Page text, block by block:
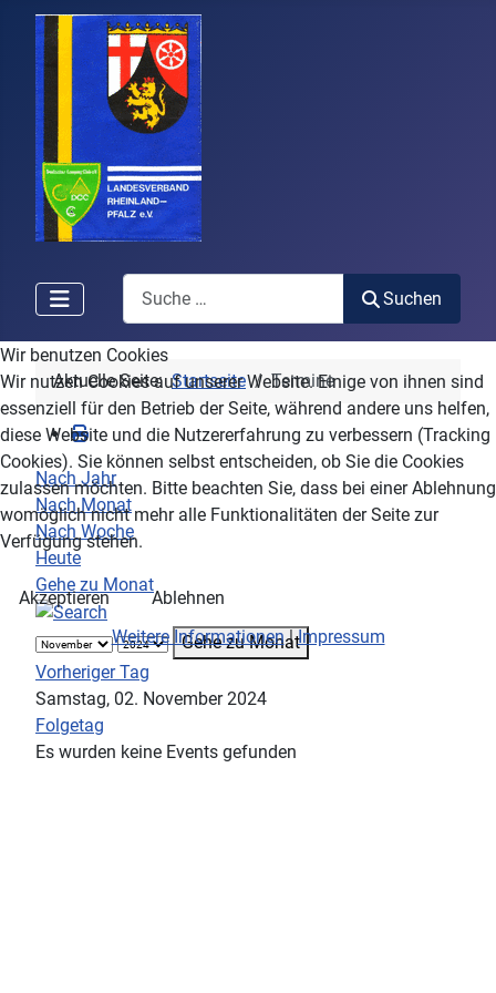
Search
Suchen
Aktuelle Seite:Startseite Termine
Nach Jahr
Nach Monat
Nach Woche
Heute
Gehe zu Monat
Gehe zu Monat
Vorheriger Tag
Samstag, 02. November 2024
Folgetag
Es wurden keine Events gefunden
Wir benutzen Cookies
Wir nutzen Cookies auf unserer Website. Einige von ihnen sind
essenziell für den Betrieb der Seite, während andere uns helfen,
diese Website und die Nutzererfahrung zu verbessern (Tracking
Cookies). Sie können selbst entscheiden, ob Sie die Cookies
zulassen möchten. Bitte beachten Sie, dass bei einer Ablehnung
womöglich nicht mehr alle Funktionalitäten der Seite zur
Verfügung stehen.
Akzeptieren
Ablehnen
Weitere Informationen|Impressum